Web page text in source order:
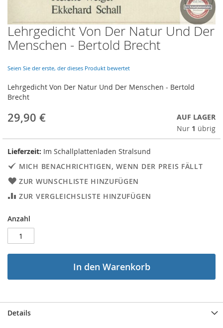
Skip
to
the
of
images
gallery
Lehrgedicht Von Der Natur Und Der
Menschen - Bertold Brecht
Seien Sie der erste, der dieses Produkt bewertet
Lehrgedicht Von Der Natur Und Der Menschen - Bertold
Brecht
29,90 €
AUF LAGER
Nur 1 übrig
Lieferzeit: Im Schallplattenladen Stralsund
MICH BENACHRICHTIGEN, WENN DER PREIS FÄLLT
ZUR WUNSCHLISTE HINZUFÜGEN
ZUR VERGLEICHSLISTE HINZUFÜGEN
Anzahl
In den Warenkorb
Details